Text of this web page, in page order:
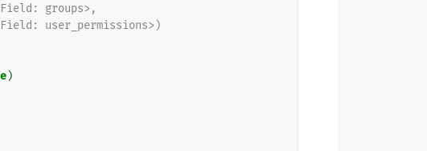
groups>,
user_permissions>)
)